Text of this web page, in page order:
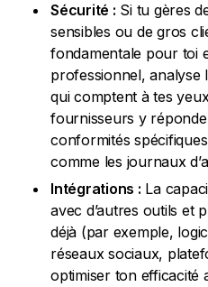
Sécurité : Si tu gères
sensibles ou de gros
fondamentale pour toi
professionnel, analyse
qui comptent à tes
fournisseurs y
conformités
comme les journaux
Intégrations : La
avec d’autres outils et
déjà (par exemple,
réseaux sociaux,
optimiser ton efficacité